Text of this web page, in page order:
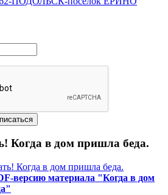
Когда в дом пришла беда.
Когда в дом пришла беда.
версию материала "Когда в дом